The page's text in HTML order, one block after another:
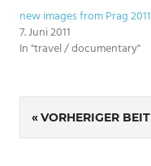
new images from Prag 2011
7. Juni 2011
In "travel / documentary"
SCHLAGWÖRTER
ÄGYPTEN
VORHERIGER